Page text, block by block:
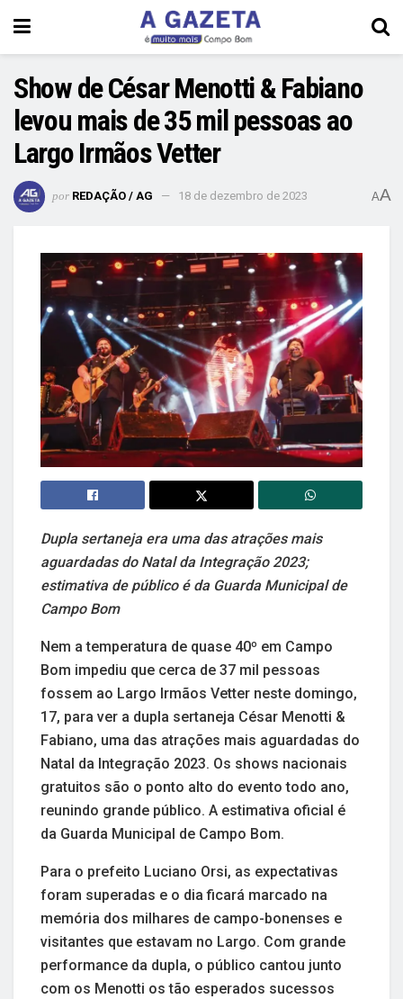
Show de César Menotti & Fabiano
levou mais de 35 mil pessoas ao
Largo Irmãos Vetter
por REDAÇÃO / AG 18 de dezembro de 2023 AA
Dupla sertaneja era uma das atrações mais
aguardadas do Natal da Integração 2023;
estimativa de público é da Guarda Municipal de
Campo Bom
Nem a temperatura de quase 40º em Campo
Bom impediu que cerca de 37 mil pessoas
fossem ao Largo Irmãos Vetter neste domingo,
17, para ver a dupla sertaneja César Menotti &
Fabiano, uma das atrações mais aguardadas do
Natal da Integração 2023. Os shows nacionais
gratuitos são o ponto alto do evento todo ano,
reunindo grande público. A estimativa oficial é
da Guarda Municipal de Campo Bom.
Para o prefeito Luciano Orsi, as expectativas
foram superadas e o dia ficará marcado na
memória dos milhares de campo-bonenses e
visitantes que estavam no Largo. Com grande
performance da dupla, o público cantou junto
com os Menotti os tão esperados sucessos